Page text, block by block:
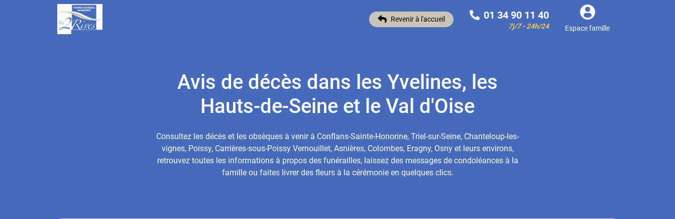
Revenir à l'accueil 01 34 90 11 40
7j/7 - 24h/24 Espace famille
Avis de décès dans les Yvelines, les
Hauts-de-Seine et le Val d'Oise
Consultez les décès et les obsèques à venir à Conflans-Sainte-Honorine, Triel-sur-Seine, Chanteloup-les-
vignes, Poissy, Carrières-sous-Poissy Vernouillet, Asnières, Colombes, Eragny, Osny et leurs environs,
retrouvez toutes les informations à propos des funérailles, laissez des messages de condoléances à la
famille ou faites livrer des fleurs à la cérémonie en quelques clics.